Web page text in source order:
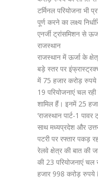
टर्मिनल परियोजना भी
पूर्ण करने का लक्ष्य
एनर्जी ट्रांसमिशन से
राजस्थान
राजस्थान में ऊर्जा के
बड़े स्तर पर
में 75 हजार करोड़ रुपये
19 परियोजनाएं चल
शामिल हैं। इनमें 25
‘राजस्थान पार्ट-1
साथ मध्यप्रदेश और
पटरी पर रफ्तार पकड़
रेलवे क्षेत्र की बात की
की 23 परियोजनाएं
हजार 998 करोड़